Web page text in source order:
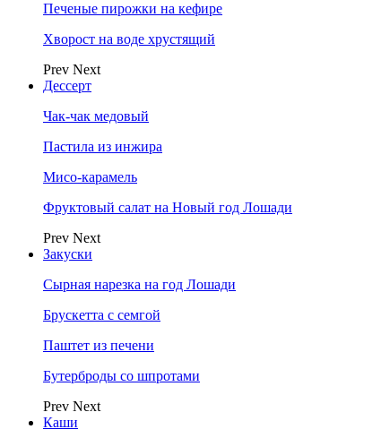
Печеные пирожки на кефире
Хворост на воде хрустящий
Prev Next
Дессерт
Чак-чак медовый
Пастила из инжира
Мисо-карамель
Фруктовый салат на Новый год Лошади
Prev Next
Закуски
Сырная нарезка на год Лошади
Брускетта с семгой
Паштет из печени
Бутерброды со шпротами
Prev Next
Каши